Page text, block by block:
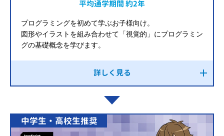
平均通学期間 約2年
プログラミングを初めて学ぶお子様向け。
図形やイラストを組み合わせて「視覚的」にプログラミン
グの基礎概念を学びます。
詳しく見る
中学生・高校生推奨